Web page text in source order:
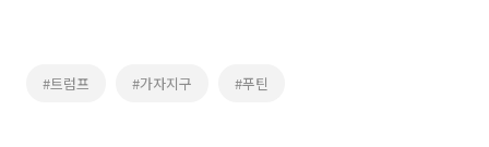
#트럼프 #가자지구 #푸틴